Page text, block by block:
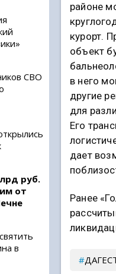
СВО
руб.
от
в
районе
курорт.
объект
в него
другие
для
Его
дает
Ранее